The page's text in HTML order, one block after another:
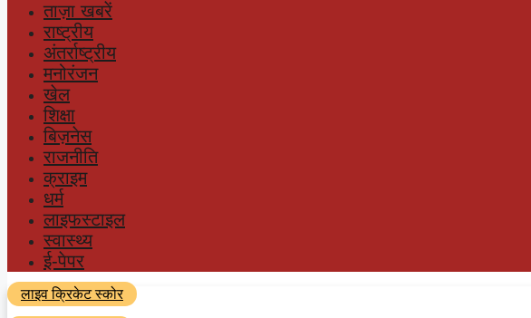
ताज़ा खबरें
राष्ट्रीय
अंतर्राष्ट्रीय
मनोरंजन
खेल
शिक्षा
बिज़नेस
राजनीति
क्राइम
धर्म
लाइफस्टाइल
स्वास्थ्य
ई-पेपर
लाइव क्रिकेट स्कोर